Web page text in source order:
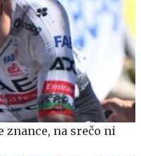
znance, na srečo ni